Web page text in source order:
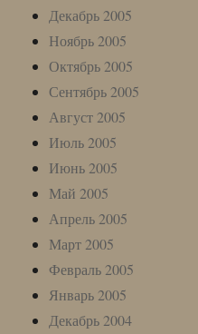
Декабрь 2005
Ноябрь 2005
Октябрь 2005
Сентябрь 2005
Август 2005
Июль 2005
Июнь 2005
Май 2005
Апрель 2005
Март 2005
Февраль 2005
Январь 2005
Декабрь 2004